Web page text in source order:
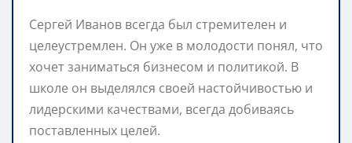
Сергей Иванов всегда был стремителен и
целеустремлен. Он уже в молодости понял, что
хочет заниматься бизнесом и политикой. В
школе он выделялся своей настойчивостью и
лидерскими качествами, всегда добиваясь
поставленных целей.